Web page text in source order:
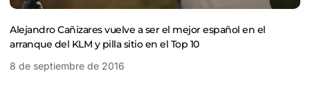
Alejandro Cañizares vuelve a ser el mejor español en el
arranque del KLM y pilla sitio en el Top 10
8 de septiembre de 2016